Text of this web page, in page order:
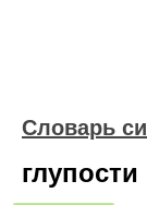
Словарь
глупости